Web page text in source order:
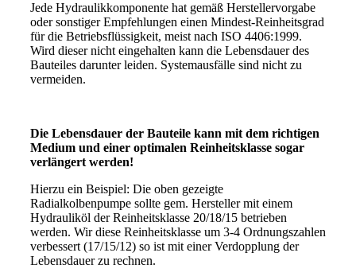
Jede Hydraulikkomponente hat gemäß Herstellervorgabe
oder sonstiger Empfehlungen einen Mindest-Reinheitsgrad
für die Betriebsflüssigkeit, meist nach ISO 4406:1999.
Wird dieser nicht eingehalten kann die Lebensdauer des
Bauteiles darunter leiden. Systemausfälle sind nicht zu
vermeiden.
Die Lebensdauer der Bauteile kann mit dem richtigen
Medium und einer optimalen Reinheitsklasse sogar
verlängert werden!
Hierzu ein Beispiel: Die oben gezeigte
Radialkolbenpumpe sollte gem. Hersteller mit einem
Hydrauliköl der Reinheitsklasse 20/18/15 betrieben
werden. Wir diese Reinheitsklasse um 3-4 Ordnungszahlen
verbessert (17/15/12) so ist mit einer Verdopplung der
Lebensdauer zu rechnen.